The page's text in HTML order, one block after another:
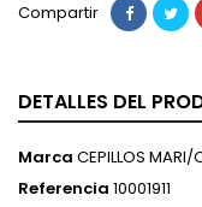
Compartir
DETALLES DEL
Marca CEPILLOS MARI/
Referencia 10001911